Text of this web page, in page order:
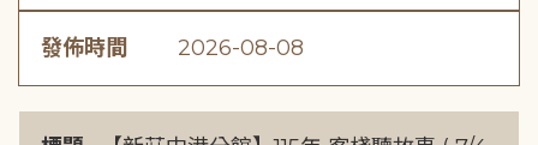
發佈時間 2026-08-08